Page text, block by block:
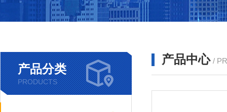
产品分类
PRODUCTS
产品中心 /